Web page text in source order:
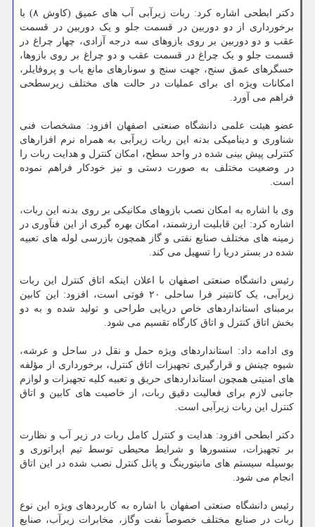
دکتر ابطحی اشاره کرد: ربات زیرآبی آب های عمیق (کاوش ۸) با
برخورداری از دو دوربین در قسمت جلو و یک دوربین در قسمت
عقب و دو دوربین بر روی بازوهای سه درجه آزادی، چهار چراغ در
قسمت جلو و یک چراغ در قسمت عقب و دو چراغ بر روی بازوها،
حسگرهای عمق سنج، جهت سنج و سونارهای مانع یاب و پروفایلر،
امکانات ویژه ای برای عملیات در حالت های مختلف زیرسطحی
فراهم می آورد.
عضو هیئت علمی دانشگاه صنعتی اصفهان افزود: مشخصات فنی
شناوری و دینامیکی بدنه این ربات زیرآبی به همراه نرم افزارهای
کنترلی پیش بینی شده در واحد سطح، امکان کنترل و هدایت ربات را
در وضعیت مختلف به صورت دستی و نیز خودکار فراهم نموده
است.
وی با اشاره به امکان نصب بازوهای مکانیکی بر روی بدنه این ربات،
اشاره کرد: این قابلیت ارزشمند، امکان بهره گیری از این فنآوری در
زمینه های مختلف صنایع نفتی و گاز همچون بازرسی لوله های تعبیه
شده در بستر دریا را تسهیل می کند.
رئیس دانشگاه صنعتی اصفهان با اعلان اینکه اتاق کنترل این ربات
زیرآبی، یک کانتینر فرا ساحلی ۲۰ فوتی است، افزود: این کابین
برمبنای استانداردهای خاص دریایی طراحی و تولید شده و به دو
بخش اتاق کنترل و اتاق کارگاه تقسیم می شود.
وی ادامه داد: استانداردهای ویژه حمل و نقل در ساحل و عرشه،
شیوه چینش و قرارگیری تجهیزات اتاق کنترل، برخورداری از مؤلفه
های امنیتی همچون استانداردهای حریق و تعبیه کلیه تجهیزات و لوازم
جانبی لازم برای فعالیت دقیق ربات، از خاصیت های کابین و اتاق
کنترل این ربات زیرآبی است.
دکتر ابطحی افزود: هدایت و کنترل کامل ربات در زیر آب و نظارت
بر تجهیزات، سنسورها و شرایط محیطی توسط تیم اپراتوری و
بوسیله سیستم های مانیتورینگ و پانل کنترل نصب شده در این اتاق
انجام می شود.
رئیس دانشگاه صنعتی اصفهان با اشاره به کاربردهای ویژه این نوع
ربات در صنایع مختلف خصوصاً نفت وگاز، مخابرات زیرآب، صنایع